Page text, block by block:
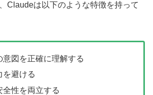
Claudeは以下のような特徴を持って
意図を正確に理解する
を避ける
全性を両立する